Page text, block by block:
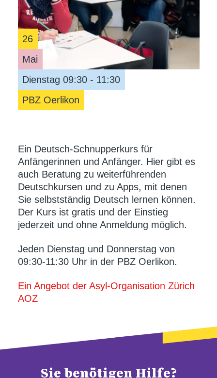
26
Mai
Dienstag 09:30 - 11:30
PBZ Oerlikon
Ein Deutsch-Schnupperkurs für
Anfängerinnen und Anfänger. Hier gibt es
auch Beratung zu weiterführenden
Deutschkursen und zu Apps, mit denen
Sie selbstständig Deutsch lernen können.
Der Kurs ist gratis und der Einstieg
jederzeit und ohne Anmeldung möglich.
Jeden Dienstag und Donnerstag von
09:30-11:30 Uhr in der PBZ Oerlikon.
Ein Angebot der Asyl-Organisation Zürich
AOZ
Sie benötigen Hilfe?